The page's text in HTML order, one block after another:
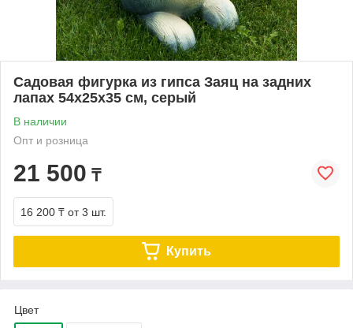
Садовая фигурка из гипса Заяц на задних
лапах 54х25х35 см, серый
В наличии
Опт и розница
21 500 ₸
16 200 ₸ от 3 шт.
Купить
Цвет